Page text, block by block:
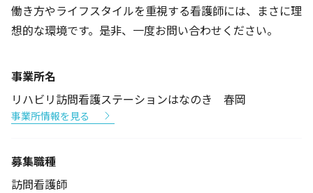
働き方やライフスタイルを重視する看護師には、まさに理
想的な環境です。是非、一度お問い合わせください。
事業所名
リハビリ訪問看護ステーションはなのき 春岡
事業所情報を見る
募集職種
訪問看護師